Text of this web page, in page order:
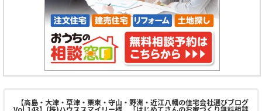
【高島・大津・草津・栗東・守山・野洲・近江八幡の住宅会社選びブログ